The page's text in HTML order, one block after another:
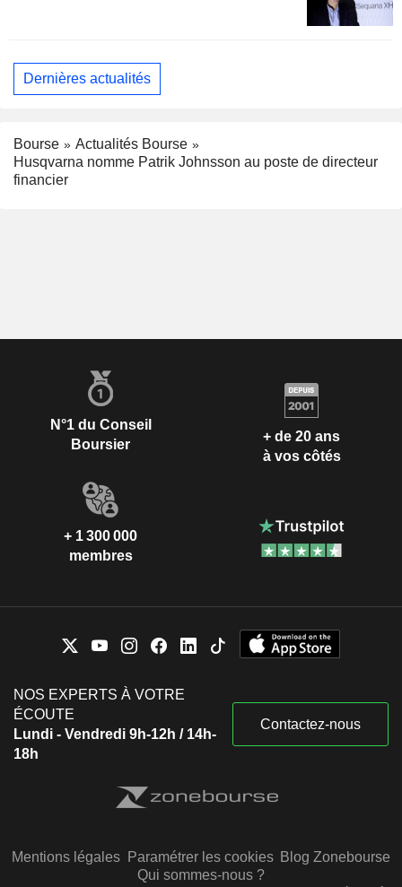
Dernières actualités
Bourse
Actualités Bourse
Husqvarna nomme Patrik Johnsson au poste de directeur
financier
N°1 du Conseil
Boursier
+ de 20 ans
à vos côtés
+ 1 300 000
membres
NOS EXPERTS À VOTRE
ÉCOUTE
Lundi - Vendredi 9h-12h / 14h-
18h
Contactez-nous
Mentions légales Paramétrer les cookies Blog Zonebourse
Qui sommes-nous ?